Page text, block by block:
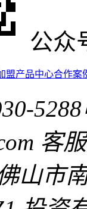
公众
盟产品中心合作案
5288
客
山市